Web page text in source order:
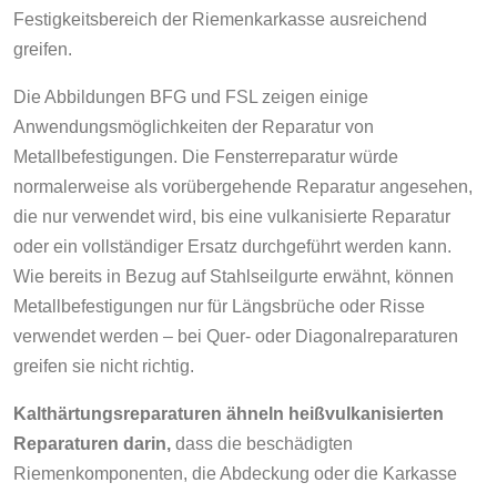
Festigkeitsbereich der Riemenkarkasse ausreichend
greifen.
Die Abbildungen BFG und FSL zeigen einige
Anwendungsmöglichkeiten der Reparatur von
Metallbefestigungen. Die Fensterreparatur würde
normalerweise als vorübergehende Reparatur angesehen,
die nur verwendet wird, bis eine vulkanisierte Reparatur
oder ein vollständiger Ersatz durchgeführt werden kann.
Wie bereits in Bezug auf Stahlseilgurte erwähnt, können
Metallbefestigungen nur für Längsbrüche oder Risse
verwendet werden – bei Quer- oder Diagonalreparaturen
greifen sie nicht richtig.
Kalthärtungsreparaturen ähneln heißvulkanisierten
Reparaturen darin, dass die beschädigten
Riemenkomponenten, die Abdeckung oder die Karkasse